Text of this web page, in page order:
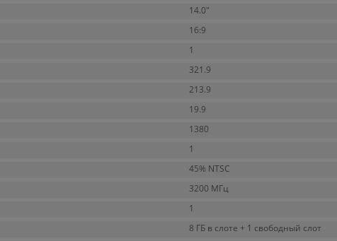
14.0"
16:9
1
321.9
213.9
19.9
1380
1
45% NTSC
3200 МГц
1
8 ГБ в слоте + 1 свободный слот